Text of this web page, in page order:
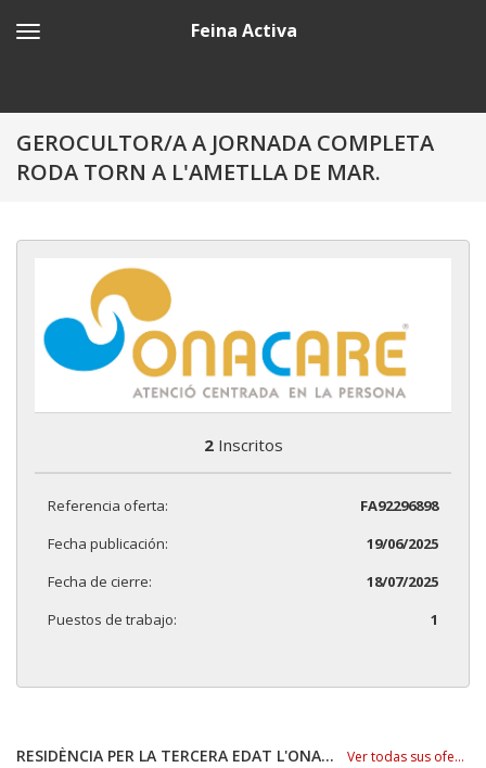
Feina Activa
GEROCULTOR/A A JORNADA COMPLETA
RODA TORN A L'AMETLLA DE MAR.
2Inscritos
Referencia oferta:
FA92296898
Fecha publicación:
19/06/2025
Fecha de cierre:
18/07/2025
Puestos de trabajo:
1
RESIDÈNCIA PER LA TERCERA EDAT L'ONADA SL Ver todas sus ofertas